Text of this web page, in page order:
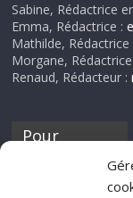
Sabine, Rédactrice
Emma, Rédactrice :
Mathilde,
Morgane,
Renaud, Rédacteur :
Pour
discothèque